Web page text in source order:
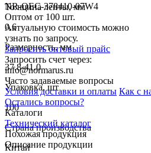
Толщина ленты, мм
0.6
Размерность, мм
37.8-41.0
Упаковка, шт
100
Страна производства
Китай
NR-OEC-378410-07W4
Оптом от 100 шт.
Актуальную стоимость можно
узнать по запросу.
Запросить оптовый прайс
Запросить счет через:
info@normarus.ru
Часто задаваемые вопросы
Условия доставки и оплаты Как с
Остались вопросы?
Каталоги
Технический каталог
Похожая продукция
Описание продукции